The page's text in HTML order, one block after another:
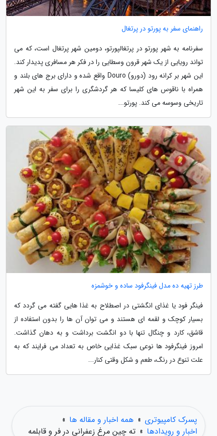
راهنمای سفر به پورتو در پرتغال
سفرنامه به شهر پورتو در پرتغالپورتو، دومین شهر پرتغال است، که می
تواند رویایی از یک شهر قرون وسطایی را در فکر هر مسافری پدیدار کند.
این شهر بر کرانه رود (دورو) Douro واقع شده و دارای برج های بلند و
همراه با ناقوس های کلیسا که هر گردشگری را برای سفر به این شهر
تاریخی وسوسه می کند. پورتو...
طرز تهیه ده مدل فینگرفود ساده و خوشمزه
فینگر فود یا غذای انگشتی در اصطلاح به غذا هایی گفته می گردد که
بسیار کوچک و لقمه ای هستند و می توان آن ها را بدون استفاده از
قاشق، کارد و چنگال تنها با دو انگشت برداشت و به دهان گذاشت.
امروز فینگرفود ها نوعی سبک غذایی خاص به تعداد می فرایند که به
علت تنوع در رنگ، طعم و شکل وقتی کنار...
پسرک کامپیوتری » همه اخبار و مقاله ها »
اخبار و رویدادها » ته چین مرغ زعفرانی در فر و قابلمه